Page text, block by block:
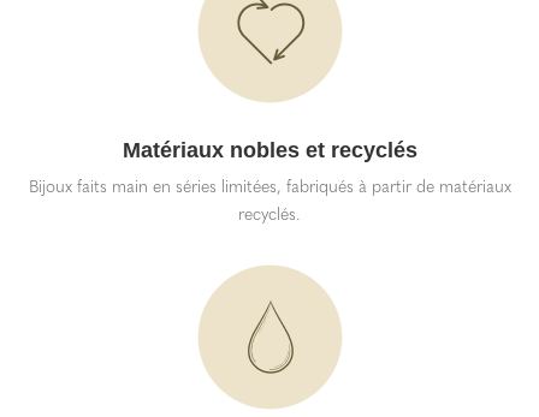
Matériaux nobles et recyclés
Bijoux faits main en séries limitées, fabriqués à partir de matériaux
recyclés.